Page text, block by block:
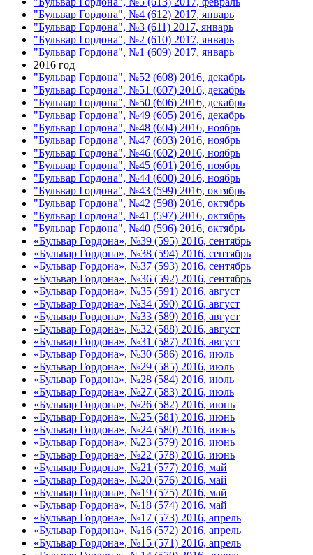
"Бульвар Гордона", №4 (612) 2017, январь
"Бульвар Гордона", №3 (611) 2017, январь
"Бульвар Гордона", №2 (610) 2017, январь
"Бульвар Гордона", №1 (609) 2017, январь
2016 год
"Бульвар Гордона", №52 (608) 2016, декабрь
"Бульвар Гордона", №51 (607) 2016, декабрь
"Бульвар Гордона", №50 (606) 2016, декабрь
"Бульвар Гордона", №49 (605) 2016, декабрь
"Бульвар Гордона", №48 (604) 2016, ноябрь
"Бульвар Гордона", №47 (603) 2016, ноябрь
"Бульвар Гордона", №46 (602) 2016, ноябрь
"Бульвар Гордона", №45 (601) 2016, ноябрь
"Бульвар Гордона", №44 (600) 2016, ноябрь
"Бульвар Гордона", №43 (599) 2016, октябрь
"Бульвар Гордона", №42 (598) 2016, октябрь
"Бульвар Гордона", №41 (597) 2016, октябрь
"Бульвар Гордона", №40 (596) 2016, октябрь
«Бульвар Гордона», №39 (595) 2016, сентябрь
«Бульвар Гордона», №38 (594) 2016, сентябрь
«Бульвар Гордона», №37 (593) 2016, сентябрь
«Бульвар Гордона», №36 (592) 2016, сентябрь
«Бульвар Гордона», №35 (591) 2016, август
«Бульвар Гордона», №34 (590) 2016, август
«Бульвар Гордона», №33 (589) 2016, август
«Бульвар Гордона», №32 (588) 2016, август
«Бульвар Гордона», №31 (587) 2016, август
«Бульвар Гордона», №30 (586) 2016, июль
«Бульвар Гордона», №29 (585) 2016, июль
«Бульвар Гордона», №28 (584) 2016, июль
«Бульвар Гордона», №27 (583) 2016, июль
«Бульвар Гордона», №26 (582) 2016, июнь
«Бульвар Гордона», №25 (581) 2016, июнь
«Бульвар Гордона», №24 (580) 2016, июнь
«Бульвар Гордона», №23 (579) 2016, июнь
«Бульвар Гордона», №22 (578) 2016, июнь
«Бульвар Гордона», №21 (577) 2016, май
«Бульвар Гордона», №20 (576) 2016, май
«Бульвар Гордона», №19 (575) 2016, май
«Бульвар Гордона», №18 (574) 2016, май
«Бульвар Гордона», №17 (573) 2016, апрель
«Бульвар Гордона», №16 (572) 2016, апрель
«Бульвар Гордона», №15 (571) 2016, апрель